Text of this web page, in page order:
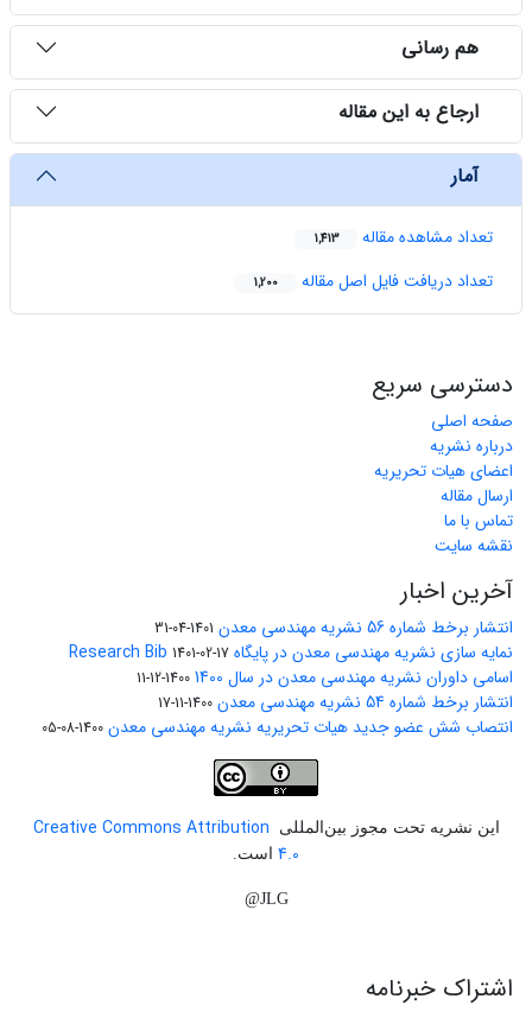
هم رسانی
ارجاع به این مقاله
آمار
تعداد مشاهده مقاله 1,413
تعداد دریافت فایل اصل مقاله 1,200
دسترسی سریع
صفحه اصلی
درباره نشریه
اعضای هیات تحریریه
ارسال مقاله
تماس با ما
نقشه سایت
آخرین اخبار
انتشار برخط شماره 56 نشریه مهندسی معدن 1401-04-31
نمایه سازی نشریه مهندسی معدن در پایگاه Research Bib 1401-02-17
اسامی داوران نشریه مهندسی معدن در سال 1400 1400-12-11
انتشار برخط شماره 54 نشریه مهندسی معدن 1400-11-17
انتصاب شش عضو جدید هیات تحریریه نشریه مهندسی معدن 1400-08-05
این نشریه تحت مجوز بین‌المللی
Creative Commons Attribution
4.0 است.
JLG@
اشتراک خبرنامه